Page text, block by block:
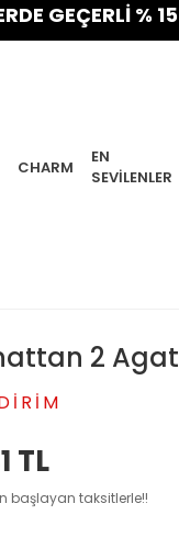
% 15
CHARM
EN
SEVILENLER
2
TL
başlayan taksitlerle!!